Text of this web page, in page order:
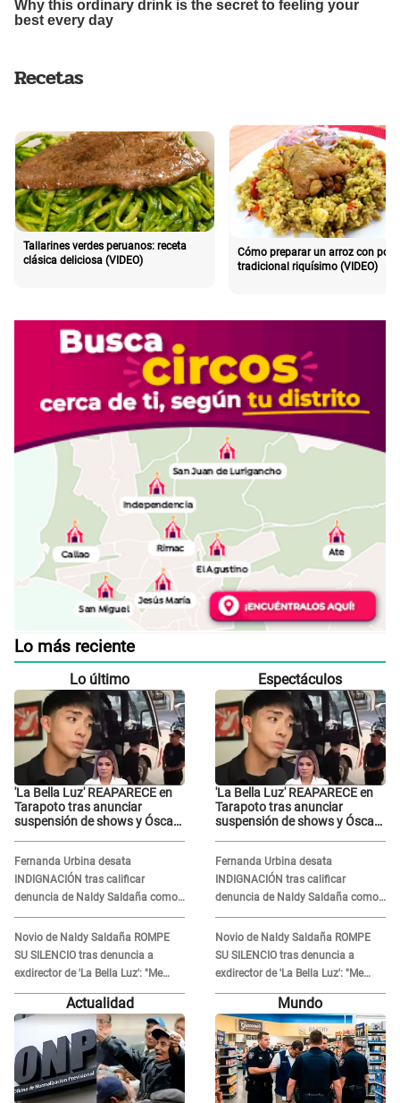
Recetas
Tallarines verdes peruanos: receta
clásica deliciosa (VIDEO)
Cómo preparar un arroz con pollo
tradicional riquísimo (VIDEO)
Lo más reciente
Lo último
'La Bella Luz' REAPARECE en
Tarapoto tras anunciar
suspensión de shows y Óscar
Fernanda Urbina desata
INDIGNACIÓN tras calificar
denuncia de Naldy Saldaña como
'acto bochornoso': "No es justo
atacar a otra mujer"
Novio de Naldy Saldaña ROMPE
SU SILENCIO tras denuncia a
exdirector de 'La Bella Luz': "Me
basta con que ella esté bien"
Espectáculos
'La Bella Luz' REAPARECE en
Tarapoto tras anunciar
suspensión de shows y Óscar
Fernanda Urbina desata
INDIGNACIÓN tras calificar
denuncia de Naldy Saldaña como
'acto bochornoso': "No es justo
atacar a otra mujer"
Novio de Naldy Saldaña ROMPE
SU SILENCIO tras denuncia a
exdirector de 'La Bella Luz': "Me
basta con que ella esté bien"
Actualidad Mundo